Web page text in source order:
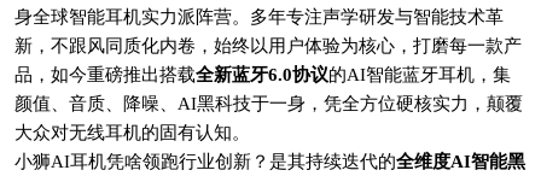
身全球智能耳机实力派阵营。多年专注声学研发与智能技术革
新，不跟风同质化内卷，始终以用户体验为核心，打磨每一款产
品，如今重磅推出搭载全新蓝牙6.0协议的AI智能蓝牙耳机，集
颜值、音质、降噪、AI黑科技于一身，凭全方位硬核实力，颠覆
大众对无线耳机的固有认知。
小狮AI耳机凭啥领跑行业创新？是其持续迭代的全维度AI智能黑